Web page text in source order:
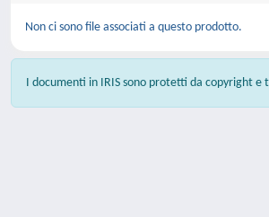
Non ci sono file associati a questo prodotto.
I documenti in IRIS sono protetti da copyright